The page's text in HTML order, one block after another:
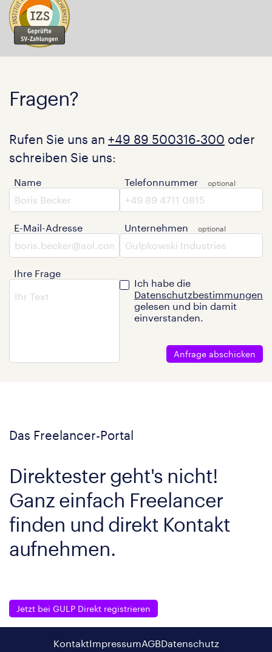
Fragen?
Rufen Sie uns an +49 89 500316-300 oder
schreiben Sie uns:
Name
E-Mail-Adresse
Ihre Frage
Telefonnummer
Unternehmen
Ich habe die
Datenschutzbestimmungen
gelesen und bin damit
einverstanden.
Anfrage abschicken
Das Freelancer-Portal
Direktester geht's nicht!
Ganz einfach Freelancer
finden und direkt Kontakt
aufnehmen.
Jetzt bei GULP Direkt registrieren
KontaktImpressumAGBDatenschutz